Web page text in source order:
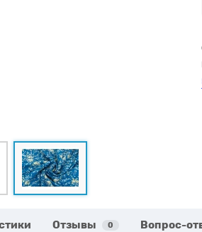
Отзывы 0 Вопрос-